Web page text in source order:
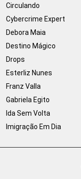
Circulando
Cybercrime Expert
Debora Maia
Destino Mágico
Drops
Esterliz Nunes
Franz Valla
Gabriela Egito
Ida Sem Volta
Imigração Em Dia